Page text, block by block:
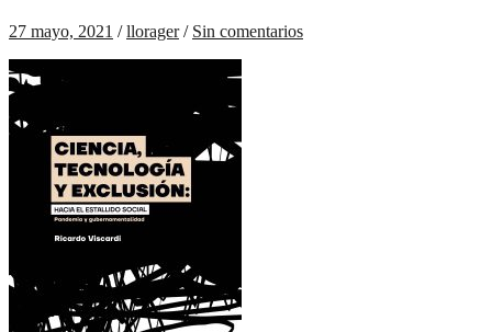
27 mayo, 2021 /llorager / Sin comentarios